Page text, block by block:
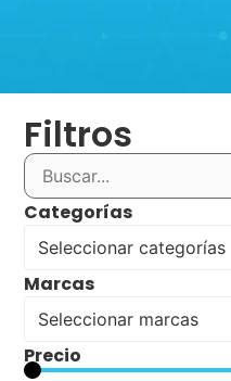
Filtros
Categorías
Seleccionar categorías
Marcas
Seleccionar marcas
Precio